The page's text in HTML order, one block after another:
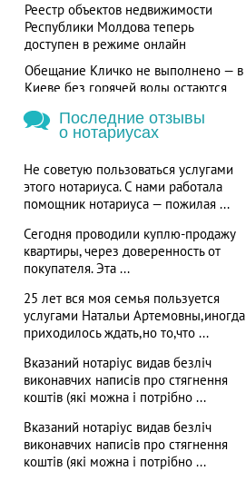
Реестр объектов недвижимости
Республики Молдова теперь
доступен в режиме онлайн
Обещание Кличко не выполнено — в
Киеве без горячей воды остаются
Последние отзывы
о нотариусах
Не советую пользоваться услугами
этого нотариуса. С нами работала
помощник нотариуса — пожилая ...
Сегодня проводили куплю-продажу
квартиры, через доверенность от
покупателя. Эта ...
25 лет вся моя семья пользуется
услугами Натальи Артемовны,иногда
приходилось ждать,но то,что ...
Вказаний нотаріус видав безліч
виконавчих написів про стягнення
коштів (які можна і потрібно ...
Вказаний нотаріус видав безліч
виконавчих написів про стягнення
коштів (які можна і потрібно ...